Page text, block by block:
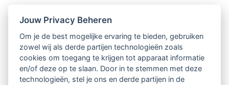
Rathenau Instituut in op deze vragen. Het rapport
maakt duidelijk dat er grote verschillen zijn in de
kwaliteit van het huidige aanbod van e-coaches. De
Jouw Privacy Beheren
Om je de best mogelijke ervaring te bieden, gebruiken
zowel wij als derde partijen technologieën zoals
cookies om toegang te krijgen tot apparaat informatie
en/of deze op te slaan. Door in te stemmen met deze
technologieën, stel je ons en derde partijen in de